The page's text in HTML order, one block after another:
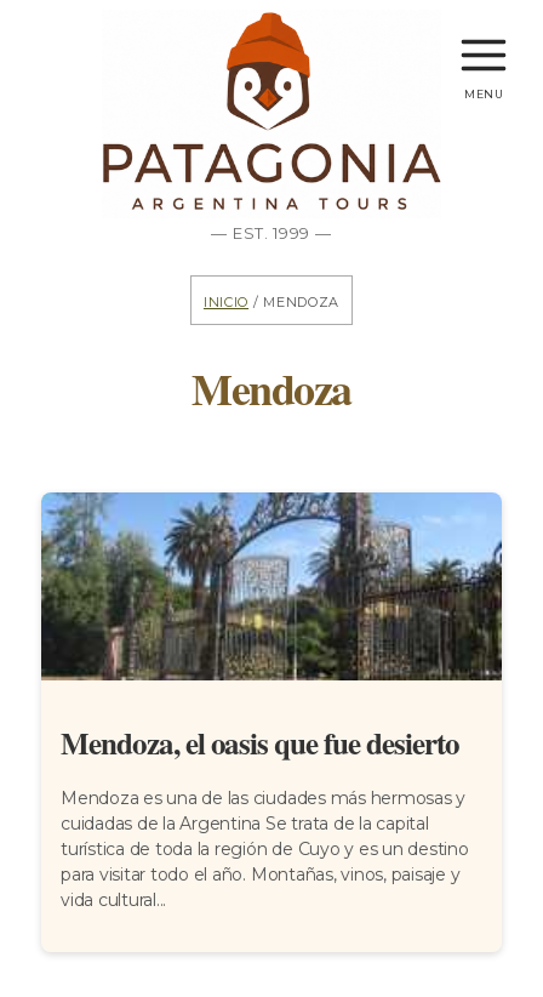
— EST. 1999 —
menu
Inicio / Mendoza
Mendoza
Mendoza, el oasis que fue desierto
Mendoza es una de las ciudades más hermosas y
cuidadas de la Argentina Se trata de la capital
turística de toda la región de Cuyo y es un destino
para visitar todo el año. Montañas, vinos, paisaje y
vida cultural...